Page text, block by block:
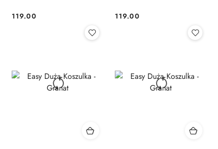
Cena:
119.00 Cena:
119.00